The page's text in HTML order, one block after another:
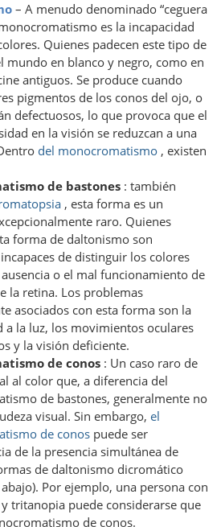
– A menudo denominado “ceguera
es la incapacidad
Quienes padecen este tipo de
mundo en blanco y negro, como en
antiguos. Se produce cuando
pigmentos de los conos del ojo, o
defectuosos, lo que provoca que el
en la visión se reduzcan a una
del monocromatismo , existen
de bastones : también
, esta forma es un
raro. Quienes
forma de daltonismo son
de distinguir los colores
o el mal funcionamiento de
la retina. Los problemas
asociados con esta forma son la
a la luz, los movimientos oculares
y la visión deficiente.
de conos : Un caso raro de
al color que, a diferencia del
de bastones, generalmente no
visual. Sin embargo, el
de conos puede ser
de la presencia simultánea de
de daltonismo dicromático
Por ejemplo, una persona con
tritanopia puede considerarse que
de conos.